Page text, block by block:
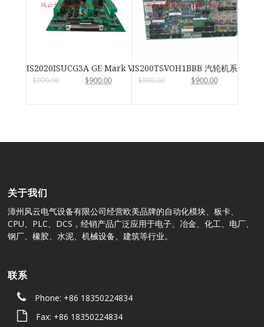
IS2020ISUCG3A GE Mark VIe
$999.00 $900.00
IS200TSVOH1BBB 汽轮机系统卡件
$999.00 $900.00
关于我们
漳州风云电气设备有限公司经营欧美品牌的自动化模块、板卡、
CPU、PLC、DCS，经销产品广泛应用于电子、冶金、化工、电厂、
钢厂、橡胶、水泥、机械设备、建筑等行业。
联系
Phone: +86 18350224834
Fax: +86 18350224834